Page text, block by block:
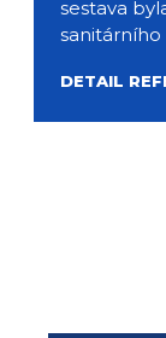
sestava
sanitárního
DETAIL